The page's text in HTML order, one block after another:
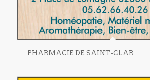
PHARMACIE DE SAINT-CLAR